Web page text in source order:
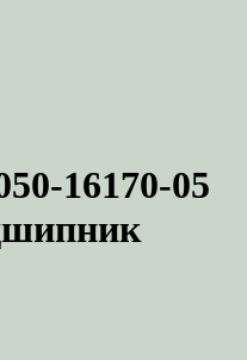
16170-05